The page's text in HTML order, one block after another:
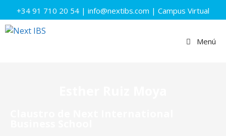
+34 91 710 20 54 | info@nextibs.com | Campus Virtual
Menú